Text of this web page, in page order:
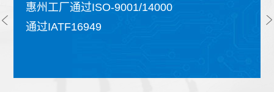
惠州工厂通过ISO-9001/14000
通过IATF16949